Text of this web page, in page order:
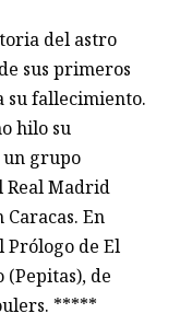
del astro
sus primeros
su fallecimiento.
hilo su
un grupo
Madrid
En
Prólogo de El
(Pepitas), de
*****